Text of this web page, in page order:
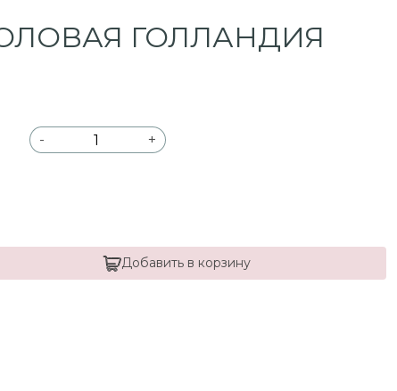
ГОЛЛАНДИЯ
- +
Добавить в корзину